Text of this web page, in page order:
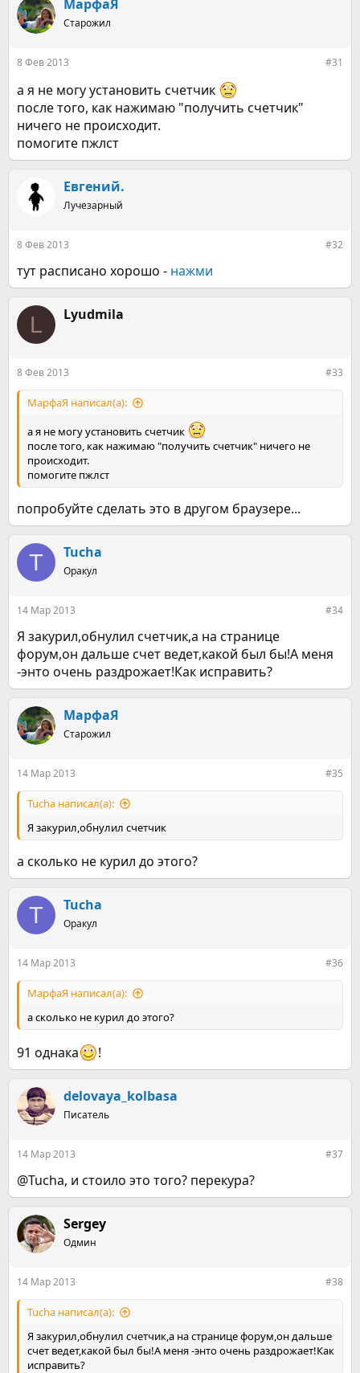
ц
и
МарфаЯ
Старожил
8 Фев 2013 #31
а я не могу установить счетчик
после того, как нажимаю "получить счетчик"
ничего не происходит.
помогите пжлст
Евгений.
Лучезарный
8 Фев 2013 #32
тут расписано хорошо - нажми
L Lyudmila
8 Фев 2013 #33
МарфаЯ написал(а):
а я не могу установить счетчик
после того, как нажимаю "получить счетчик" ничего не
происходит.
помогите пжлст
попробуйте сделать это в другом браузере...
T Tucha
Оракул
14 Мар 2013 #34
Я закурил,обнулил счетчик,а на странице
форум,он дальше счет ведет,какой был бы!А меня
-энто очень раздрожает!Как исправить?
МарфаЯ
Старожил
14 Мар 2013 #35
Tucha написал(а):
Я закурил,обнулил счетчик
а сколько не курил до этого?
T Tucha
Оракул
14 Мар 2013 #36
МарфаЯ написал(а):
а сколько не курил до этого?
91 однака !
delovaya_kolbasa
Писатель
14 Мар 2013 #37
@Tucha, и стоило это того? перекура?
Sergey
Одмин
14 Мар 2013 #38
Tucha написал(а):
Я закурил,обнулил счетчик,а на странице форум,он дальше
счет ведет,какой был бы!А меня -энто очень раздрожает!Как
исправить?